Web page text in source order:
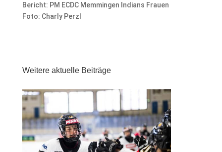
Bericht: PM ECDC Memmingen Indians Frauen
Foto: Charly Perzl
Weitere aktuelle Beiträge